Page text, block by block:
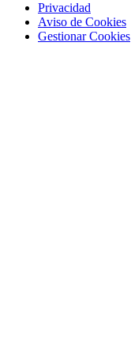
Privacidad
Aviso de Cookies
Gestionar Cookies